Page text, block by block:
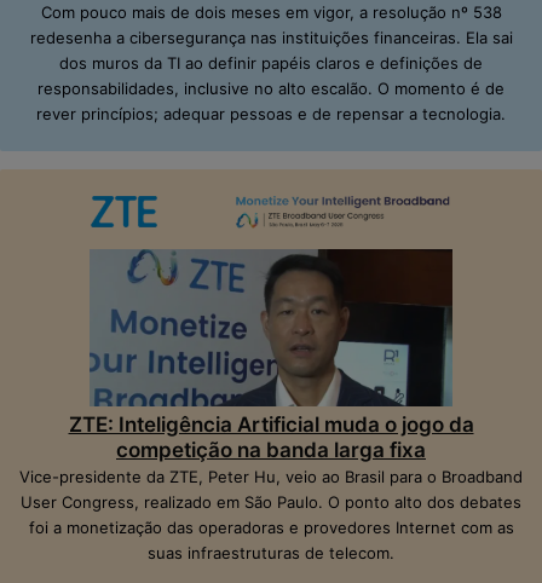
Com pouco mais de dois meses em vigor, a resolução nº 538
redesenha a cibersegurança nas instituições financeiras. Ela sai
dos muros da TI ao definir papéis claros e definições de
responsabilidades, inclusive no alto escalão. O momento é de
rever princípios; adequar pessoas e de repensar a tecnologia.
ZTE: Inteligência Artificial muda o jogo da
competição na banda larga fixa
Vice-presidente da ZTE, Peter Hu, veio ao Brasil para o Broadband
User Congress, realizado em São Paulo. O ponto alto dos debates
foi a monetização das operadoras e provedores Internet com as
suas infraestruturas de telecom.